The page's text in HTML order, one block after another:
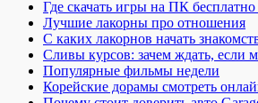
Где скачать игры на ПК
Лучшие лакорны про отношения
С каких лакорнов начать
Сливы курсов: зачем ждать, если
Популярные фильмы недели
Корейские дорамы смотреть